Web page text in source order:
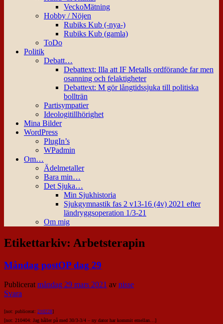
VeckoMätning
Hobby / Nöjen
Rubiks Kub (-nya-)
Rubiks Kub (gamla)
ToDo
Politik
Debatt…
Debattext: Illa att IF Metalls ordförande far men
osanning och felaktigheter
Debattext: M gör långtidssjuka till politiska
bollträn
Partisympatier
Ideologitillhörighet
Mina Bilder
WordPress
PlugIn’s
WPadmin
Om…
Ädelmetaller
Bara min…
Det Sjuka…
Min Sjukhistoria
Sjukgymnastik fas 2 v13-16 (4v) 2021 efter
ländryggsoperation 1/3-21
Om mig
Etikettarkiv: Arbetsterapin
Måndag postOP dag 29
Publicerat måndag 29 mars 2021 av nisse
Svara
[not: publicerat: 210228]
[not: 210404: Jag håller på med 30/3-3/4 – ny dator har kommit emellan…]